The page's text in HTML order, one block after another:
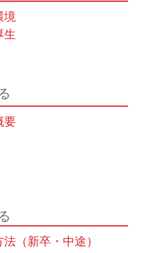
境
生
要
（新卒・中途）